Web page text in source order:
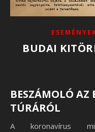
BUDAI
BESZÁMOLÓ AZ
TÚRÁRÓL
A koronavírus miatti szigorítások, különösen